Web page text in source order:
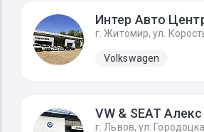
Интер Авто
г. Житомир, ул.
Volkswagen
VW & SEAT
г. Львов, ул.